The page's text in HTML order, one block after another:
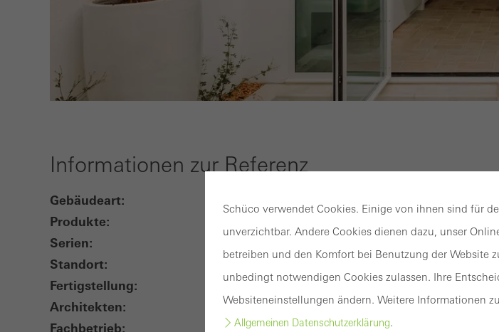
Informationen zur Referenz
Gebäudeart:
Produkte:
Serien:
Standort:
Fertigstellung:
2021
Architekten:
Atelier RUA Arquitectos
Fachbetrieb:
Tecnosece, Lda
Schüco verwendet Cookies. Einige von ihnen sind für
unverzichtbar. Andere Cookies dienen dazu, unser
betreiben und den Komfort bei Benutzung der Website
unbedingt notwendigen Cookies zulassen. Ihre
Websiteneinstellungen ändern. Weitere Informationen
Allgemeinen Datenschutzerklärung.